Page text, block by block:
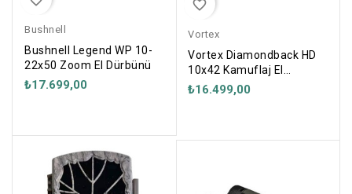
Bushnell
Bushnell Legend WP 10-
22x50 Zoom El Dürbünü
₺17.699,00
favorite_border
Vortex
Vortex Diamondback HD
10x42 Kamuflaj El
Dürbünü
₺16.499,00